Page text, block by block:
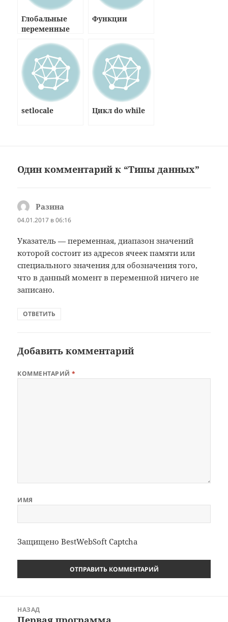
Глобальные
переменные
Функции
setlocale Цикл do while
Один комментарий к “Типы данных”
Разина
04.01.2017 в 06:16
Указатель — переменная, диапазон значений
которой состоит из адресов ячеек памяти или
специального значения для обозначения того,
что в данный момент в переменной ничего не
записано.
ОТВЕТИТЬ
Добавить комментарий
КОММЕНТАРИЙ*
ИМЯ
Защищено BestWebSoft Captcha
НАЗАД